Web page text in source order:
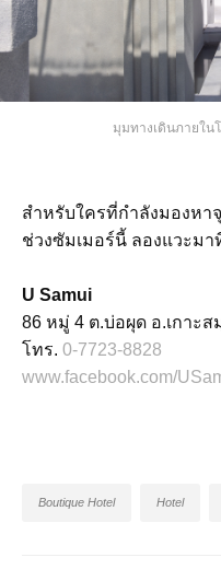
มุมทางเดินภายใน
สำหรับใครที่กำลังมองหา
ช่วงซัมเมอร์นี้ ลองแวะมา
U Samui
86 หมู่ 4 ต.บ่อผุด อ.เกาะ
โทร. 0-7723-8828
www.facebook.com/
Boutique Hotel Hotel